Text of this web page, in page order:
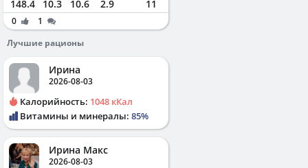
148.4 10.3 10.6 2.9 11
0
1
Лучшие рационы
Ирина
2026-08-03
Калорийность: 1048 кКал
Витамины и минералы: 85%
Ирина Макс
2026-08-03